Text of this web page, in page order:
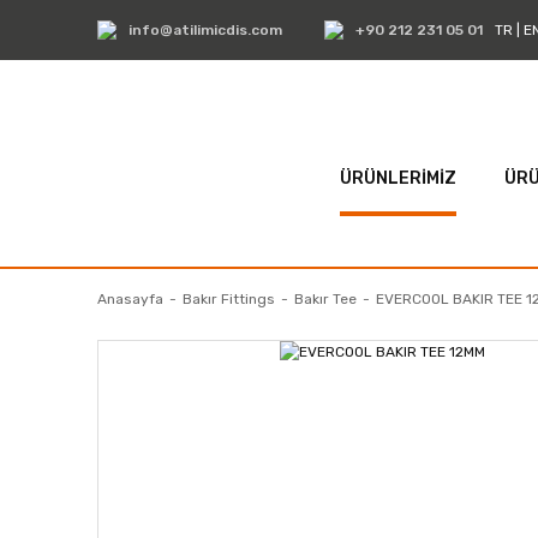
info@atilimicdis.com +90 212 231 05 01 TR
ÜRÜNLERİMİZ
Anasayfa Bakır Fittings Bakır Tee EVERCOOL BAKIR TEE